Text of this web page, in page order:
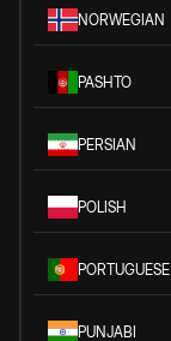
NORWEGIAN
PASHTO
PERSIAN
POLISH
PORTUGUESE
PUNJABI